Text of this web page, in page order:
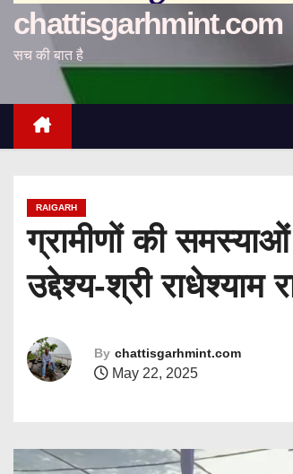
chattisgarhmint.com
सच की बात है
RAIGARH
ग्रामीणों की
उद्देश्य-श्री राधेश्याम
By chattisgarhmint.com
May 22, 2025